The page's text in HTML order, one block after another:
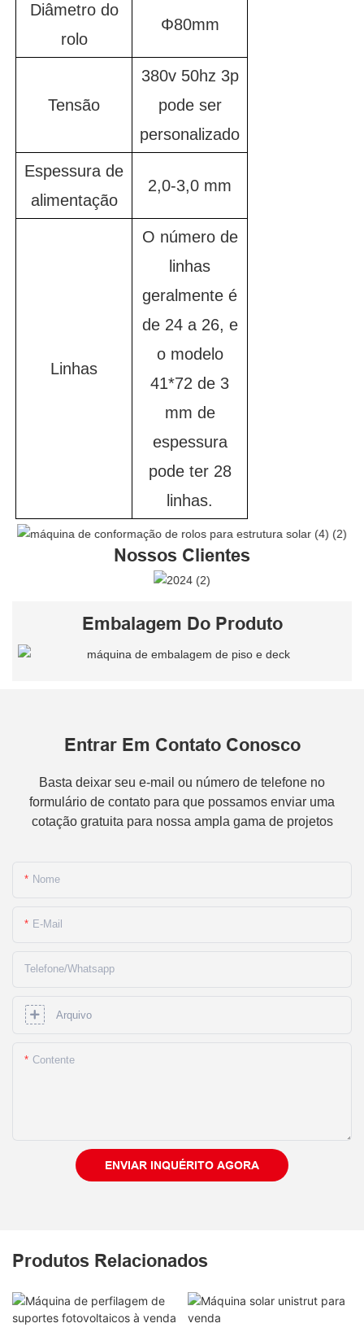
Diâmetro do
rolo
Φ80mm
Tensão
380v 50hz 3p
pode ser
personalizado
Espessura de
alimentação
2,0-3,0 mm
Linhas
O número de
linhas
geralmente é
de 24 a 26, e
o modelo
41*72 de 3
mm de
espessura
pode ter 28
linhas.
Nossos Clientes
Embalagem Do Produto
Entrar Em Contato Conosco
Basta deixar seu e-mail ou número de telefone no
formulário de contato para que possamos enviar uma
cotação gratuita para nossa ampla gama de projetos
Nome
E-Mail
Telefone/whatsapp
Arquivo
Contente
ENVIAR INQUÉRITO AGORA
Produtos Relacionados